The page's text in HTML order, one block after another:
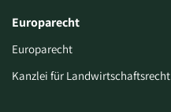
Europarecht
Europarecht
Kanzlei für Landwirtschaftsrecht